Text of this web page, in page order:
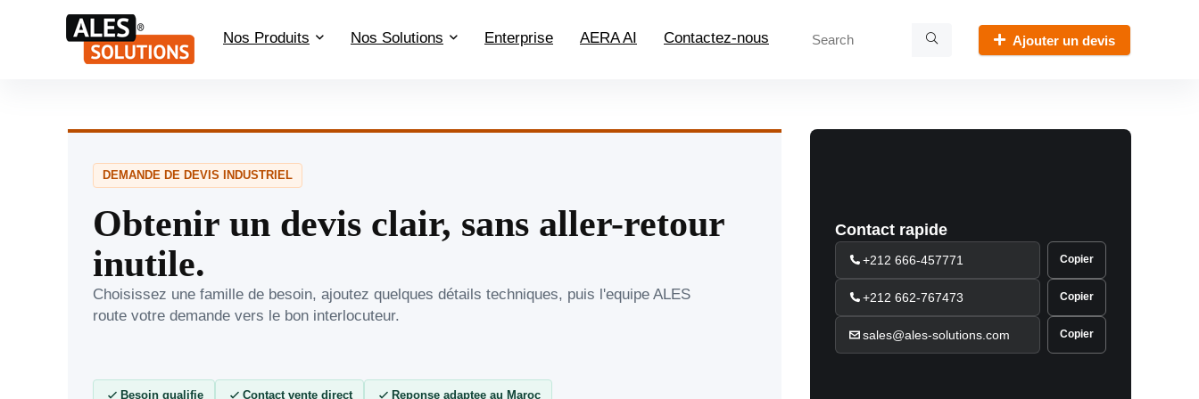
Nos Produits Nos Solutions Enterprise AERA AI Contactez-nous Ajouter un devis
DEMANDE DE DEVIS INDUSTRIEL
Obtenir un devis clair, sans aller-retour
inutile.
Choisissez une famille de besoin, ajoutez quelques détails techniques, puis l'equipe ALES
route votre demande vers le bon interlocuteur.
Besoin qualifie Contact vente direct Reponse adaptee au Maroc
Contact rapide
+212 666-457771 Copier
+212 662-767473 Copier
sales@ales-solutions.com Copier